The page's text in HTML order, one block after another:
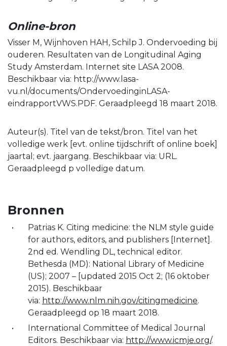
Online-bron
Visser M, Wijnhoven HAH, Schilp J. Ondervoeding bij
ouderen. Resultaten van de Longitudinal Aging
Study Amsterdam. Internet site LASA 2008.
Beschikbaar via: http://www.lasa-
vu.nl/documents/OndervoedinginLASA-
eindrapportVWS.PDF. Geraadpleegd 18 maart 2018.
Auteur(s). Titel van de tekst/bron. Titel van het
volledige werk [evt. online tijdschrift of online boek]
jaartal; evt. jaargang. Beschikbaar via: URL.
Geraadpleegd p volledige datum.
Bronnen
Patrias K. Citing medicine: the NLM style guide
for authors, editors, and publishers [Internet].
2nd ed. Wendling DL, technical editor.
Bethesda (MD): National Library of Medicine
(US); 2007 – [updated 2015 Oct 2; (16 oktober
2015). Beschikbaar
via: http://www.nlm.nih.gov/citingmedicine.
Geraadpleegd op 18 maart 2018.
International Committee of Medical Journal
Editors. Beschikbaar via: http://www.icmje.org/.